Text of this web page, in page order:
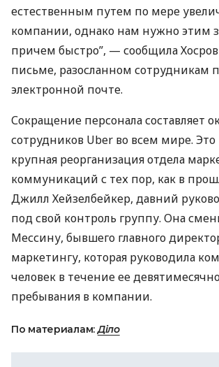
естественным путем по мере
компании, однако нам нужно этим
причем быстро”, — сообщила
письме, разосланном сотрудникам
электронной почте.
Сокращение персонала составляет
сотрудников Uber во всем мире. Это
крупная реорганизация отдела
коммуникаций с тех пор, как в
Джилл Хейзелбейкер, давний
под свой контроль группу. Она
Мессину, бывшего главного
маркетингу, которая руководила
человек в течение ее
пребывания в компании.
По материалам:Діло